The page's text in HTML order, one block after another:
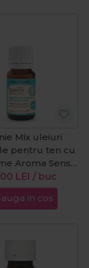
Mix uleiuri
pentru ten cu
Aroma Sense
Oil Blend 10ml
LEI / buc
in cos